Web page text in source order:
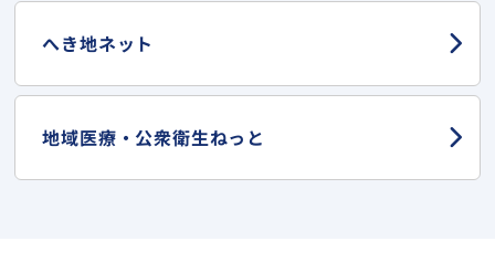
へき地ネット
地域医療・ 公衆衛生ねっと